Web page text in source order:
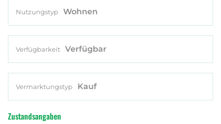
Nutzungstyp Wohnen
Verfügbarkeit Verfügbar
Vermarktungstyp Kauf
Zustandsangaben